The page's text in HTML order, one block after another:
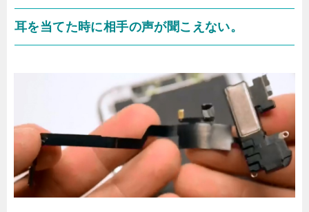
耳を当てた時に相手の声が聞こえない。